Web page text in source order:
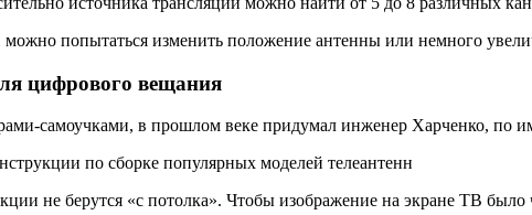
можно попытаться изменить положение антенны или немного
цифрового вещания
самоучками, в прошлом веке придумал инженер Харченко, по
не берутся «с потолка». Чтобы изображение на экране ТВ